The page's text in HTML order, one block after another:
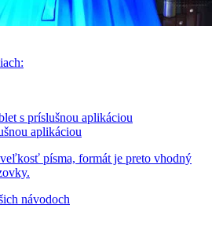
s príslušnou aplikáciou
aplikáciou
písma, formát je preto vhodný
návodoch